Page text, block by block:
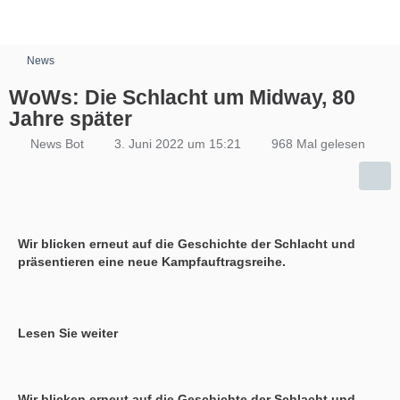
News
WoWs: Die Schlacht um Midway, 80
Jahre später
News Bot 3. Juni 2022 um 15:21 968 Mal gelesen
Wir blicken erneut auf die Geschichte der Schlacht und
präsentieren eine neue Kampfauftragsreihe.
Lesen Sie weiter